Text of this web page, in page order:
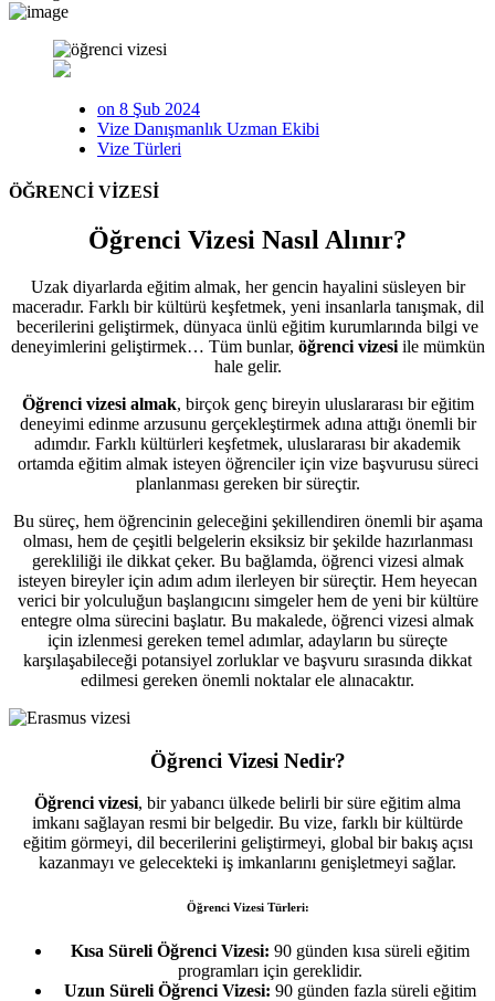
on 8 Şub 2024
Vize Danışmanlık Uzman Ekibi
Vize Türleri
ÖĞRENCİ VİZESİ
Öğrenci Vizesi Nasıl Alınır?
Uzak diyarlarda eğitim almak, her gencin hayalini süsleyen bir
maceradır. Farklı bir kültürü keşfetmek, yeni insanlarla tanışmak, dil
becerilerini geliştirmek, dünyaca ünlü eğitim kurumlarında bilgi ve
deneyimlerini geliştirmek… Tüm bunlar, öğrenci vizesiile mümkün
hale gelir.
Öğrenci vizesi almak, birçok genç bireyin uluslararası bir eğitim
deneyimi edinme arzusunu gerçekleştirmek adına attığı önemli bir
adımdır. Farklı kültürleri keşfetmek, uluslararası bir akademik
ortamda eğitim almak isteyen öğrenciler için vize başvurusu süreci
planlanması gereken bir süreçtir.
Bu süreç, hem öğrencinin geleceğini şekillendiren önemli bir aşama
olması, hem de çeşitli belgelerin eksiksiz bir şekilde hazırlanması
gerekliliği ile dikkat çeker. Bu bağlamda, öğrenci vizesi almak
isteyen bireyler için adım adım ilerleyen bir süreçtir. Hem heyecan
verici bir yolculuğun başlangıcını simgeler hem de yeni bir kültüre
entegre olma sürecini başlatır. Bu makalede, öğrenci vizesi almak
için izlenmesi gereken temel adımlar, adayların bu süreçte
karşılaşabileceği potansiyel zorluklar ve başvuru sırasında dikkat
edilmesi gereken önemli noktalar ele alınacaktır.
Öğrenci Vizesi Nedir?
Öğrenci vizesi, bir yabancı ülkede belirli bir süre eğitim alma
imkanı sağlayan resmi bir belgedir. Bu vize, farklı bir kültürde
eğitim görmeyi, dil becerilerini geliştirmeyi, global bir bakış açısı
kazanmayı ve gelecekteki iş imkanlarını genişletmeyi sağlar.
Öğrenci Vizesi Türleri:
Kısa Süreli Öğrenci Vizesi: 90 günden kısa süreli eğitim
programları için gereklidir.
Uzun Süreli Öğrenci Vizesi: 90 günden fazla süreli eğitim